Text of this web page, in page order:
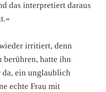
das interpretiert daraus
irritiert, denn
berühren, hatte ihn
da, ein unglaublich
echte Frau mit